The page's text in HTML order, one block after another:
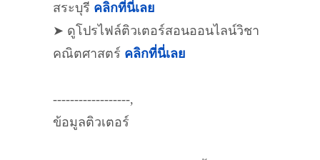
สระบุรี คลิกที่นี่เลย
➤ ดูโปรไฟล์ติวเตอร์สอนออนไลน์วิชา
คณิตศาสตร์ คลิกที่นี่เลย
------------------,
ข้อมูลติวเตอร์